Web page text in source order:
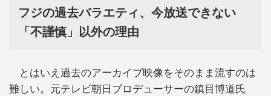
フジの過去バラエティ、今放送できない
「不謹慎」以外の理由
とはいえ過去のアーカイブ映像をそのまま流すのは
難しい。元テレビ朝日プロデューサーの鎮目博道氏